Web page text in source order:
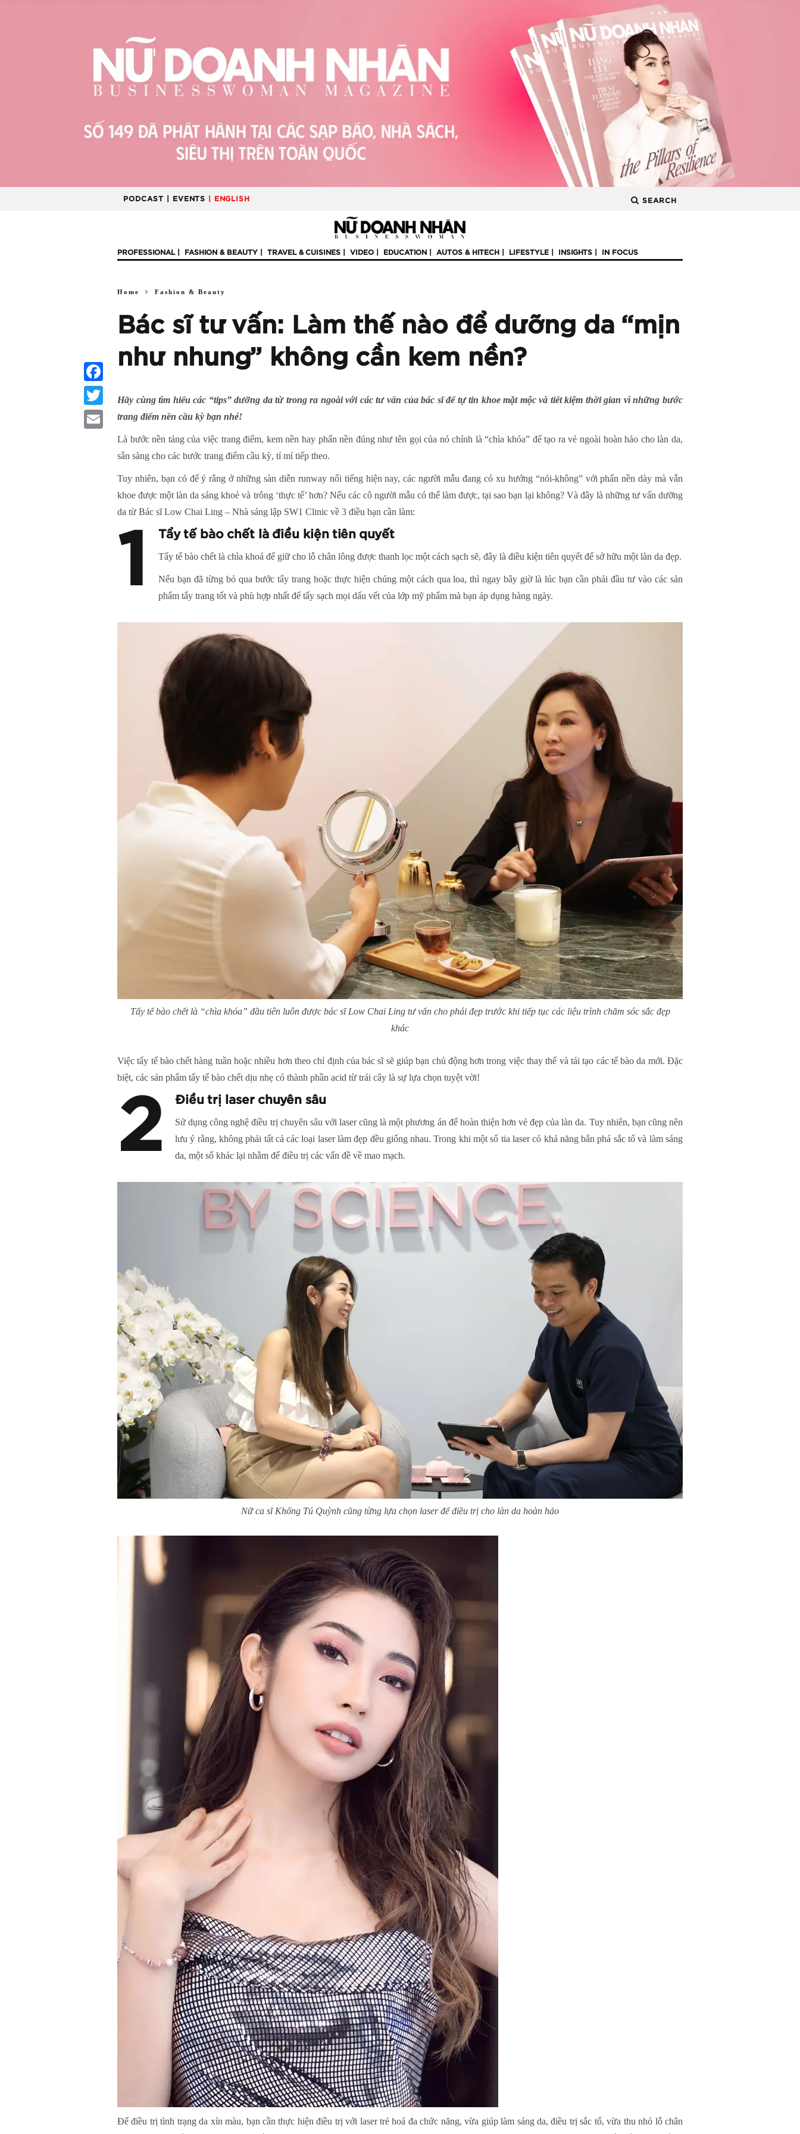
PODCAST | EVENTS | ENGLISH SEARCH
PROFESSIONAL FASHION & BEAUTY TRAVEL & CUISINES VIDEO EDUCATION AUTOS & HITECH LIFESTYLE INSIGHTS IN FOCUS
Home Fashion & Beauty
Bác sĩ tư vấn: Làm thế nào để dưỡng da “mịn
như nhung” không cần kem nền?
Hãy cùng tìm hiểu các “tips” dưỡng da từ trong ra ngoài với các tư vấn của bác sĩ để tự tin khoe mặt mộc và tiết kiệm thời gian vì những bước
trang điểm nền cầu kỳ bạn nhé!
Là bước nền tảng của việc trang điểm, kem nền hay phấn nền đúng như tên gọi của nó chính là “chìa khóa” để tạo ra vẻ ngoài hoàn hảo cho làn da,
sẵn sàng cho các bước trang điểm cầu kỳ, tỉ mỉ tiếp theo.
Tuy nhiên, bạn có để ý rằng ở những sàn diễn runway nổi tiếng hiện nay, các người mẫu đang có xu hướng “nói-không” với phấn nền dày mà vẫn
khoe được một làn da sáng khoẻ và trông ‘thực tế’ hơn? Nếu các cô người mẫu có thể làm được, tại sao bạn lại không? Và đây là những tư vấn dưỡng
da từ Bác sĩ Low Chai Ling – Nhà sáng lập SW1 Clinic về 3 điều bạn cần làm:
1 Tẩy tế bào chết là điều kiện tiên quyết
Tẩy tế bào chết là chìa khoá để giữ cho lỗ chân lông được thanh lọc một cách sạch sẽ, đây là điều kiện tiên quyết để sở hữu một làn da đẹp.
Nếu bạn đã từng bỏ qua bước tẩy trang hoặc thực hiện chúng một cách qua loa, thì ngay bây giờ là lúc bạn cần phải đầu tư vào các sản
phẩm tẩy trang tốt và phù hợp nhất để tẩy sạch mọi dấu vết của lớp mỹ phẩm mà bạn áp dụng hàng ngày.
Tẩy tế bào chết là “chìa khóa” đầu tiên luôn được bác sĩ Low Chai Ling tư vấn cho phái đẹp trước khi tiếp tục các liệu trình chăm sóc sắc đẹp
khác
Việc tẩy tế bào chết hàng tuần hoặc nhiều hơn theo chỉ định của bác sĩ sẽ giúp bạn chủ động hơn trong việc thay thế và tái tạo các tế bào da mới. Đặc
biệt, các sản phẩm tẩy tế bào chết dịu nhẹ có thành phần acid từ trái cây là sự lựa chọn tuyệt vời!
2 Điều trị laser chuyên sâu
Sử dụng công nghệ điều trị chuyên sâu với laser cũng là một phương án để hoàn thiện hơn vẻ đẹp của làn da. Tuy nhiên, bạn cũng nên
lưu ý rằng, không phải tất cả các loại laser làm đẹp đều giống nhau. Trong khi một số tia laser có khả năng bắn phá sắc tố và làm sáng
da, một số khác lại nhằm để điều trị các vấn đề về mao mạch.
Nữ ca sĩ Khổng Tú Quỳnh cũng từng lựa chọn laser để điều trị cho làn da hoàn hảo
Để điều trị tình trạng da xỉn màu, bạn cần thực hiện điều trị với laser trẻ hoá đa chức năng, vừa giúp làm sáng da, điều trị sắc tố, vừa thu nhỏ lỗ chân
Facebook
Twitter